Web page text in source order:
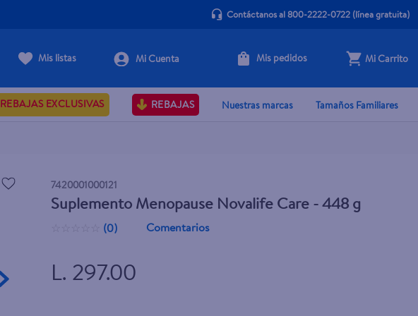
Contáctanos al 800-2222-0722(línea gratuita)
Mis listas Mis pedidos Mi Carrito
REBAJAS EXCLUSIVAS REBAJAS Nuestras marcas Tamaños Familiares
7420001000121
Suplemento Menopause Novalife Care - 448 g
(0) Comentarios
L. 297.00
+ Agregar